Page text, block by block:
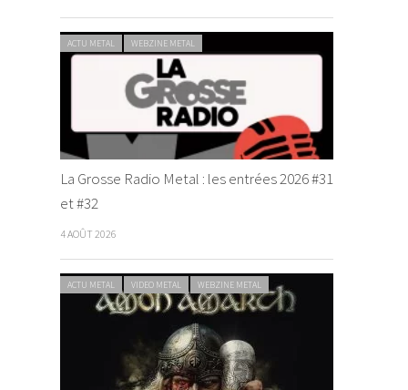
ACTU METAL WEBZINE METAL
La Grosse Radio Metal : les entrées 2026 #31
et #32
4 AOÛT 2026
ACTU METAL VIDEO METAL WEBZINE METAL